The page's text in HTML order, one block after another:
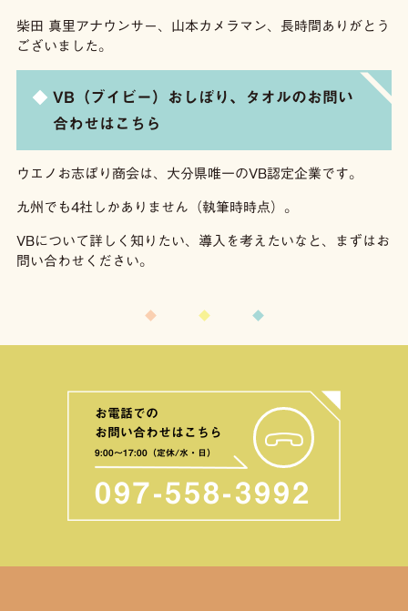
柴田 真里アナウンサー、山本カメラマン、長時間ありがとう
ございました。
VB（ブイビー）おしぼり、タオルのお問い
合わせはこちら
ウエノお志ぼり商会は、大分県唯一のVB認定企業です。
九州でも4社しかありません（執筆時時点）。
VBについて詳しく知りたい、導入を考えたいなと、まずはお
問い合わせください。
お電話での
お問い合わせはこちら
9:00〜17:00（定休/水・日）
097-558-3992